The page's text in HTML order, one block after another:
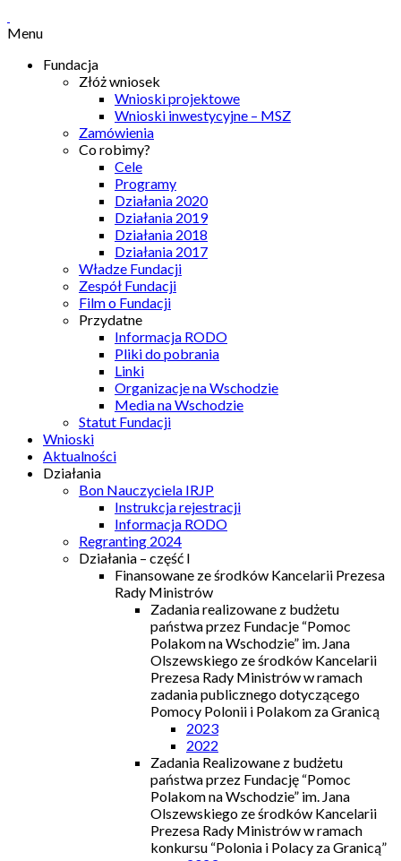
Menu
Fundacja
Złóż wniosek
Wnioski projektowe
Wnioski inwestycyjne – MSZ
Zamówienia
Co robimy?
Cele
Programy
Działania 2020
Działania 2019
Działania 2018
Działania 2017
Władze Fundacji
Zespół Fundacji
Film o Fundacji
Przydatne
Informacja RODO
Pliki do pobrania
Linki
Organizacje na Wschodzie
Media na Wschodzie
Statut Fundacji
Wnioski
Aktualności
Działania
Bon Nauczyciela IRJP
Instrukcja rejestracji
Informacja RODO
Regranting 2024
Działania – część I
Finansowane ze środków Kancelarii Prezesa
Rady Ministrów
Zadania realizowane z budżetu
państwa przez Fundacje “Pomoc
Polakom na Wschodzie” im. Jana
Olszewskiego ze środków Kancelarii
Prezesa Rady Ministrów w ramach
zadania publicznego dotyczącego
Pomocy Polonii i Polakom za Granicą
2023
2022
Zadania Realizowane z budżetu
państwa przez Fundację “Pomoc
Polakom na Wschodzie” im. Jana
Olszewskiego ze środków Kancelarii
Prezesa Rady Ministrów w ramach
konkursu “Polonia i Polacy za Granicą”